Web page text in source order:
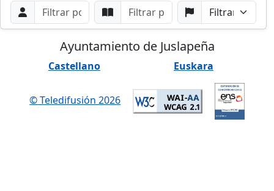
Filtros de búsqueda
Buscar por OradorBuscar por Punto Buscar por Partido
Buscar
Ayuntamiento de Juslapeña
Castellano Euskara
© Teledifusión 2026